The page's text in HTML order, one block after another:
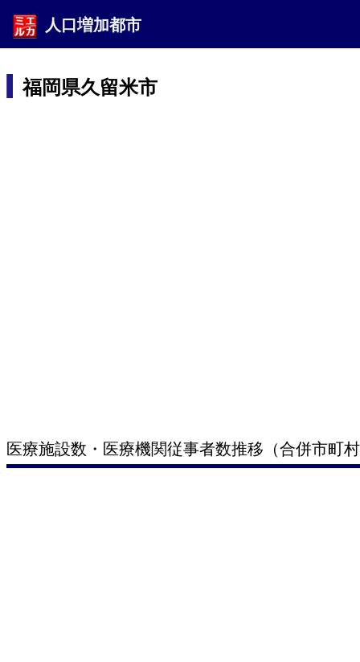
人口増加都市
福岡県久留米市
医療施設数・医療機関従事者数推移（合併市町